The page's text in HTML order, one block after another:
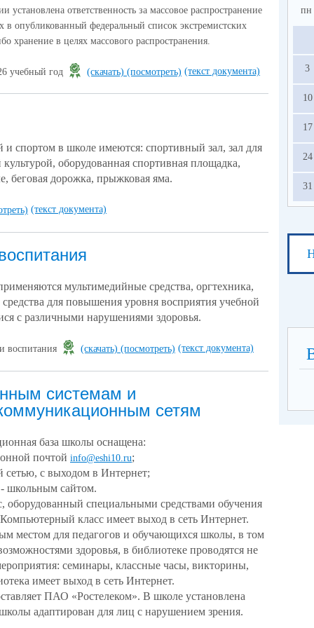
установлена ответственность за массовое распространение
в опубликованный федеральный список экстремистских
хранение в целях массового распространения.
учебный год (скачать) (посмотреть) (текст документа)
и спортом в школе имеются: спортивный зал, зал для
оборудованная спортивная площадка,
беговая дорожка, прыжковая яма.
(текст документа)
мультимедийные средства, оргтехника,
для повышения уровня восприятия учебной
с различными нарушениями здоровья.
воспитания (скачать) (посмотреть) (текст документа)
системам и
сетям
база школы оснащена:
почтой info@eshi10.ru;
сетью, с выходом в Интернет;
- школьным сайтом.
оборудованный специальными средствами обучения
класс имеет выход в сеть Интернет.
местом для педагогов и обучающихся школы, в том
здоровья, в библиотеке проводятся не
семинары, классные часы, викторины,
имеет выход в сеть Интернет.
ПАО «Ростелеком». В школе установлена
адаптирован для лиц с нарушением зрения.
пн
3
10
17
24
31